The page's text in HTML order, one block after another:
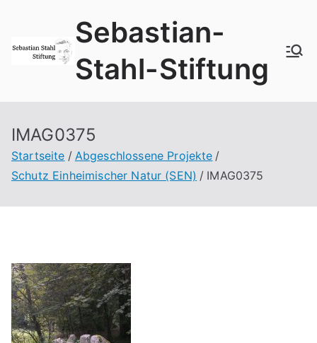
springen
Sebastian-
Stahl-Stiftung
IMAG0375
Startseite
Abgeschlossene Projekte
Schutz Einheimischer Natur (SEN)
IMAG0375